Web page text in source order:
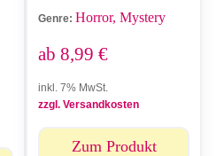
Genre: Horror, Mystery
ab 8,99 €
inkl. 7% MwSt.
zzgl. Versandkosten
Zum Produkt